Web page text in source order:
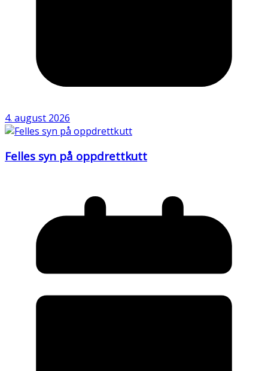
4. august 2026
Felles syn på oppdrettkutt